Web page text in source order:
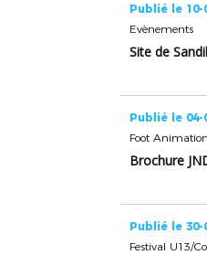
Publié le 10-
Evènements
Site de
Publié le 04-
Foot Animation
Brochure
Publié le 30-
Festival U13/